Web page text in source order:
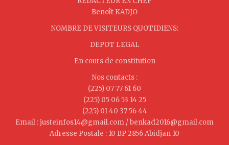
Benoît KADJO
NOMBRE DE VISITEURS QUOTIDIENS:
DEPOT LEGAL
En cours de constitution
Nos contacts :
(225) 07 77 61 60
(225) 05 06 53 14 25
(225) 01 40 37 56 44
Email : justeinfos14@gmail.com / benkad2016@gmail.com
Adresse Postale : 10 BP 2856 Abidjan 10